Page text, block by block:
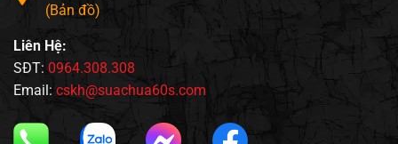
(Bản đồ)
Liên Hệ:
SĐT: 0964.308.308
Email: cskh@suachua60s.com